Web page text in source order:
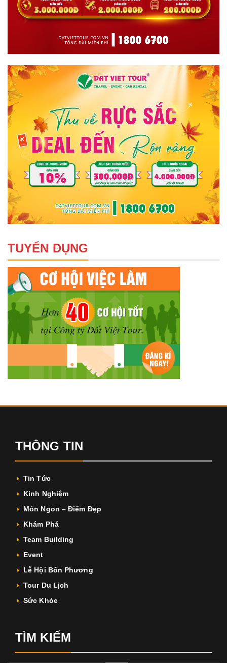
TUYỂN DỤNG
THÔNG TIN
Tin Tức
Kinh Nghiệm
Món Ngon – Điểm Đẹp
Khám Phá
Team Building
Event
Lễ Hội Bốn Phương
Tour Du Lịch
Sức Khỏe
TÌM KIẾM